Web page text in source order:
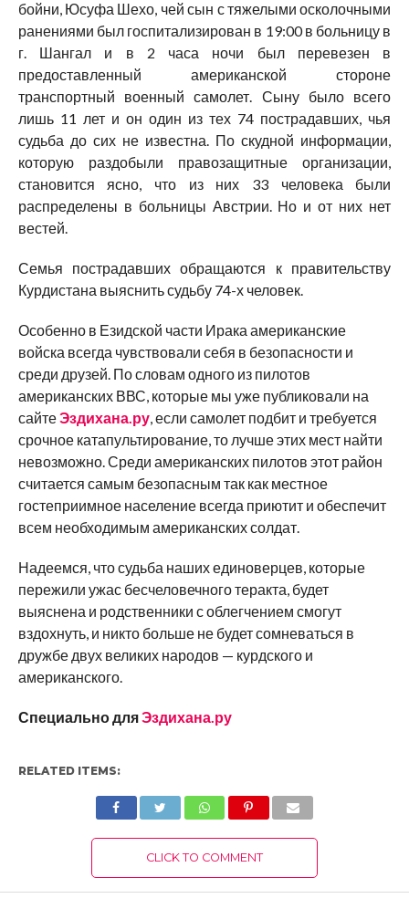
бойни, Юсуфа Шехо, чей сын с тяжелыми осколочными
ранениями был госпитализирован в 19:00 в больницу в
г. Шангал и в 2 часа ночи был перевезен в
предоставленный американской стороне
транспортный военный самолет. Сыну было всего
лишь 11 лет и он один из тех 74 пострадавших, чья
судьба до сих не известна. По скудной информации,
которую раздобыли правозащитные организации,
становится ясно, что из них 33 человека были
распределены в больницы Австрии. Но и от них нет
вестей.
Семья пострадавших обращаются к правительству
Курдистана выяснить судьбу 74-х человек.
Особенно в Езидской части Ирака американские
войска всегда чувствовали себя в безопасности и
среди друзей. По словам одного из пилотов
американских ВВС, которые мы уже публиковали на
сайтеЭздихана.ру, если самолет подбит и требуется
срочное катапультирование, то лучше этих мест найти
невозможно. Среди американских пилотов этот район
считается самым безопасным так как местное
гостеприимное население всегда приютит и обеспечит
всем необходимым американских солдат.
Надеемся, что судьба наших единоверцев, которые
пережили ужас бесчеловечного теракта, будет
выяснена и родственники с облегчением смогут
вздохнуть, и никто больше не будет сомневаться в
дружбе двух великих народов — курдского и
американского.
Специально дляЭздихана.ру
RELATED ITEMS:
CLICK TO COMMENT